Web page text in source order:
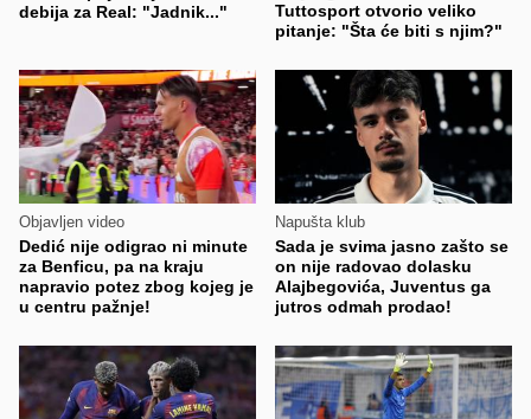
debija za Real: "Jadnik..."
Tuttosport otvorio veliko
pitanje: "Šta će biti s njim?"
Objavljen video
Dedić nije odigrao ni minute
za Benficu, pa na kraju
napravio potez zbog kojeg je
u centru pažnje!
Napušta klub
Sada je svima jasno zašto se
on nije radovao dolasku
Alajbegovića, Juventus ga
jutros odmah prodao!